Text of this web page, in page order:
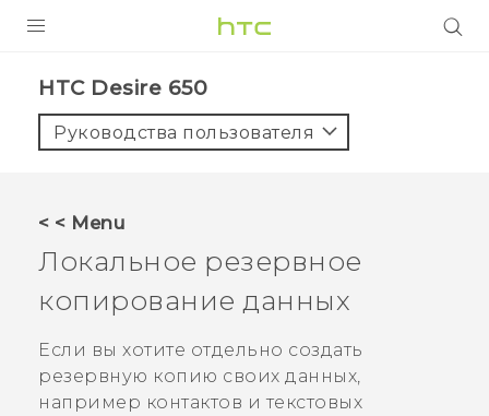
5G
VIVERSE
ПОДДЕРЖКА
HTC Desire 650‎
Руководства пользователя
< < Menu
Локальное резервное
копирование данных
Если вы хотите отдельно создать
резервную копию своих данных,
например контактов и текстовых